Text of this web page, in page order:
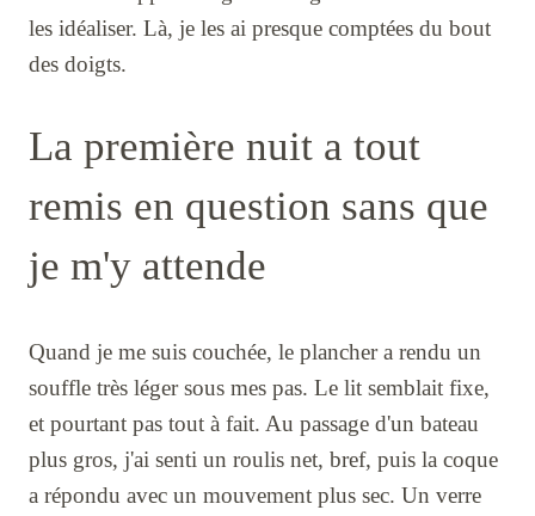
les idéaliser. Là, je les ai presque comptées du bout
des doigts.
La première nuit a tout
remis en question sans que
je m'y attende
Quand je me suis couchée, le plancher a rendu un
souffle très léger sous mes pas. Le lit semblait fixe,
et pourtant pas tout à fait. Au passage d'un bateau
plus gros, j'ai senti un roulis net, bref, puis la coque
a répondu avec un mouvement plus sec. Un verre